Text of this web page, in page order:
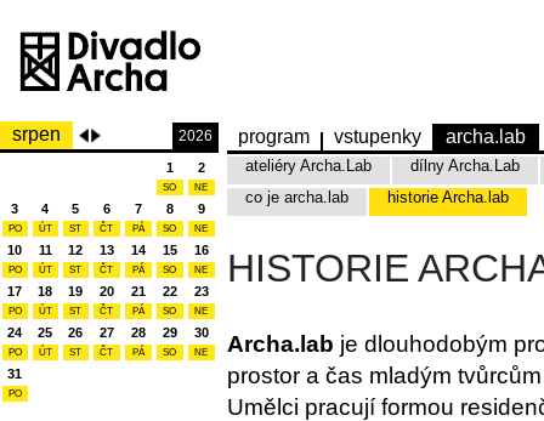
srpen 2026
1
SO
2
NE
3
PO
4
ÚT
5
ST
6
ČT
7
PÁ
8
SO
9
NE
10
PO
11
ÚT
12
ST
13
ČT
14
PÁ
15
SO
16
NE
17
PO
18
ÚT
19
ST
20
ČT
21
PÁ
22
SO
23
NE
24
PO
25
ÚT
26
ST
27
ČT
28
PÁ
29
SO
30
NE
31
PO
program vstupenky archa.lab
ateliéry Archa.Lab
dílny Archa.Lab
co je archa.lab
historie Archa.lab
HISTORIE
Archa.lab je dlouhodobým
prostor a čas mladým
Umělci pracují formou